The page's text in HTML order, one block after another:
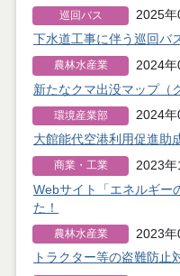
巡回バス
2025年
下水道工事に伴う巡回バ
農林水産業
2024年
新たなクマ出没マップ（
環境産業部
2024年
大館能代空港利用促進助
商業・工業
2023年
Webサイト「エネルギー
た！
農林水産業
2023年
トラクター等の盗難防止